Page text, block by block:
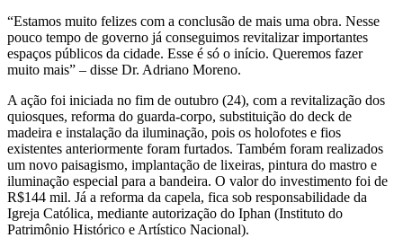
“Estamos muito felizes com a conclusão de mais uma obra. Nesse
pouco tempo de governo já conseguimos revitalizar importantes
espaços públicos da cidade. Esse é só o início. Queremos fazer
muito mais” – disse Dr. Adriano Moreno.
A ação foi iniciada no fim de outubro (24), com a revitalização dos
quiosques, reforma do guarda-corpo, substituição do deck de
madeira e instalação da iluminação, pois os holofotes e fios
existentes anteriormente foram furtados. Também foram realizados
um novo paisagismo, implantação de lixeiras, pintura do mastro e
iluminação especial para a bandeira. O valor do investimento foi de
R$144 mil. Já a reforma da capela, fica sob responsabilidade da
Igreja Católica, mediante autorização do Iphan (Instituto do
Patrimônio Histórico e Artístico Nacional).